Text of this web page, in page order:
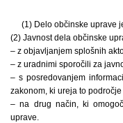
(1) Delo občinske uprave
(2) Javnost dela občinske
– z objavljanjem splošnih
– z uradnimi sporočili za
– s posredovanjem
zakonom, ki ureja to področje
– na drug način, ki
uprave.